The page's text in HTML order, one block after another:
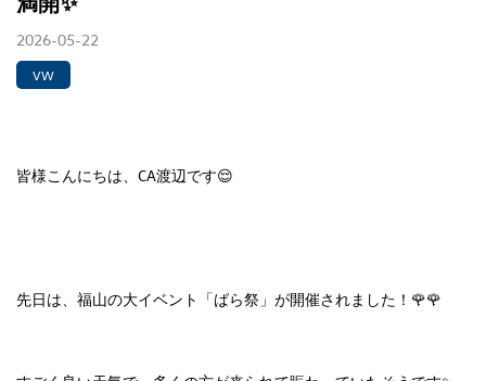
2026-05-22
VW
皆様こんにちは、CA渡辺です😌
先日は、福山の大イベント「ばら祭」が開催されました！🌹🌹